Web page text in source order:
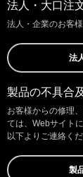
法人・大口注
法人・企業のお客
法
製品の不具合
お客様からの修理
ては、Webサイト
以下よりご連絡くだ
製